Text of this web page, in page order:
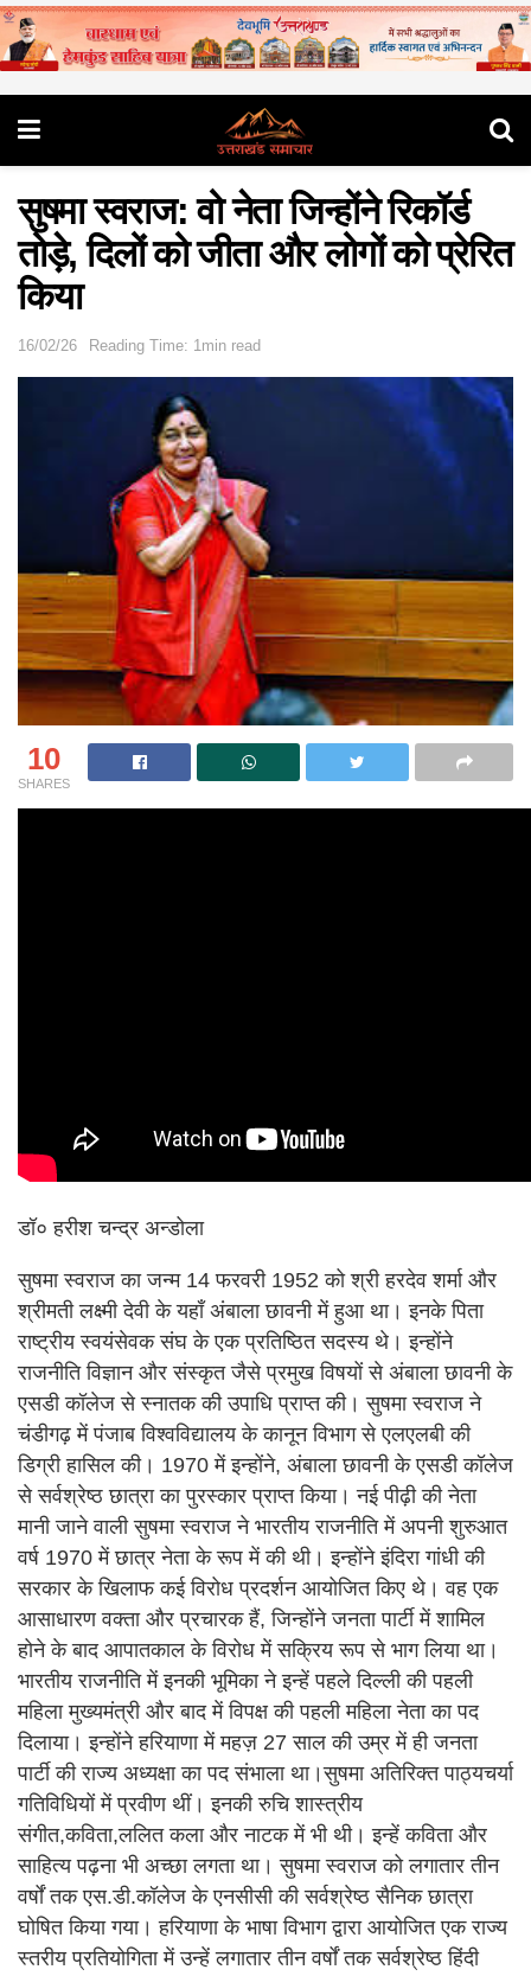
सुषमा स्वराज: वो नेता जिन्होंने रिकॉर्ड
तोड़े, दिलों को जीता और लोगों को प्रेरित
किया
16/02/26 Reading Time: 1min read
10
SHARES
डॉ० हरीश चन्द्र अन्डोला
सुषमा स्वराज का जन्म 14 फरवरी 1952 को श्री हरदेव शर्मा और
श्रीमती लक्ष्मी देवी के यहाँ अंबाला छावनी में हुआ था। इनके पिता
राष्ट्रीय स्वयंसेवक संघ के एक प्रतिष्ठित सदस्य थे। इन्होंने
राजनीति विज्ञान और संस्कृत जैसे प्रमुख विषयों से अंबाला छावनी के
एसडी कॉलेज से स्नातक की उपाधि प्राप्त की। सुषमा स्वराज ने
चंडीगढ़ में पंजाब विश्वविद्यालय के कानून विभाग से एलएलबी की
डिग्री हासिल की। 1970 में इन्होंने, अंबाला छावनी के एसडी कॉलेज
से सर्वश्रेष्ठ छात्रा का पुरस्कार प्राप्त किया। नई पीढ़ी की नेता
मानी जाने वाली सुषमा स्वराज ने भारतीय राजनीति में अपनी शुरुआत
वर्ष 1970 में छात्र नेता के रूप में की थी। इन्होंने इंदिरा गांधी की
सरकार के खिलाफ कई विरोध प्रदर्शन आयोजित किए थे। वह एक
आसाधारण वक्ता और प्रचारक हैं, जिन्होंने जनता पार्टी में शामिल
होने के बाद आपातकाल के विरोध में सक्रिय रूप से भाग लिया था।
भारतीय राजनीति में इनकी भूमिका ने इन्हें पहले दिल्ली की पहली
महिला मुख्यमंत्री और बाद में विपक्ष की पहली महिला नेता का पद
दिलाया। इन्होंने हरियाणा में महज़ 27 साल की उम्र में ही जनता
पार्टी की राज्य अध्यक्षा का पद संभाला था।सुषमा अतिरिक्त पाठ्यचर्या
गतिविधियों में प्रवीण थीं। इनकी रुचि शास्त्रीय
संगीत,कविता,ललित कला और नाटक में भी थी। इन्हें कविता और
साहित्य पढ़ना भी अच्छा लगता था। सुषमा स्वराज को लगातार तीन
वर्षों तक एस.डी.कॉलेज के एनसीसी की सर्वश्रेष्ठ सैनिक छात्रा
घोषित किया गया। हरियाणा के भाषा विभाग द्वारा आयोजित एक राज्य
स्तरीय प्रतियोगिता में उन्हें लगातार तीन वर्षों तक सर्वश्रेष्ठ हिंदी